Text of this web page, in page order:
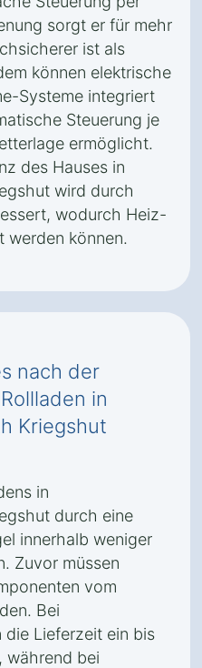
sorgt er für mehr
ist als
können elektrische
Systeme integriert
Steuerung je
ermöglicht.
des Hauses in
wird durch
wodurch Heiz-
werden können.
nach der
in
Kriegshut
in
durch eine
innerhalb weniger
Zuvor müssen
vom
Bei
die Lieferzeit ein bis
während bei